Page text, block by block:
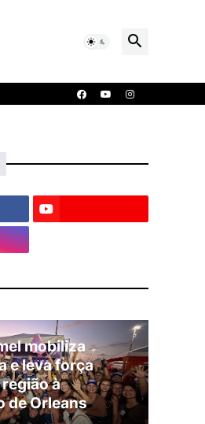
mobiliza
e leva força
à
de Orleans